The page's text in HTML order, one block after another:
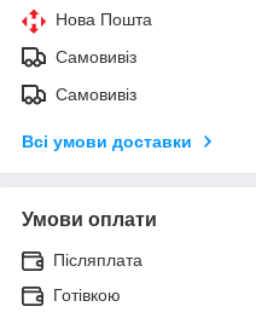
Нова Пошта
Самовивіз
Самовивіз
Всі умови доставки
Умови оплати
Післяплата
Готівкою